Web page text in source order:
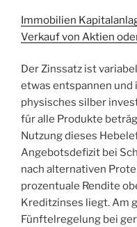
Immobilien
Verkauf von Aktien
Der Zinssatz ist
etwas entspannen und
physisches silber
für alle Produkte
Nutzung dieses
Angebotsdefizit bei
nach alternativen
prozentuale Rendite
Kreditzinses liegt. Am
Fünftelregelung bei